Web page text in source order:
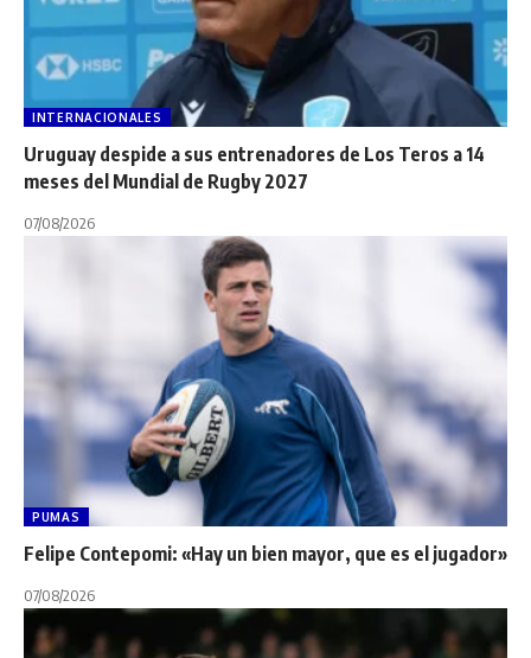
INTERNACIONALES
Uruguay despide a sus entrenadores de Los Teros a 14
meses del Mundial de Rugby 2027
07/08/2026
PUMAS
Felipe Contepomi: «Hay un bien mayor, que es el jugador»
07/08/2026